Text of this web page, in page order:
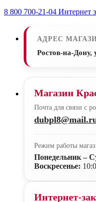
8 800 700-21-04 Интернет
АДРЕС
Ростов-на-Дону,
Магазин
Почта для связи с
Режим работы
Понедельник –
Воскресенье:
Интернет-